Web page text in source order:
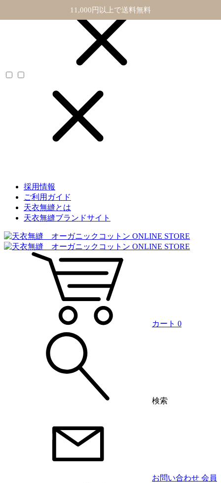
11,000円以上で送料無料
採用情報
ご利用ガイド
天衣無縫とは
天衣無縫ブランドサイト
カート 0
検索
お問い合わせ 会員